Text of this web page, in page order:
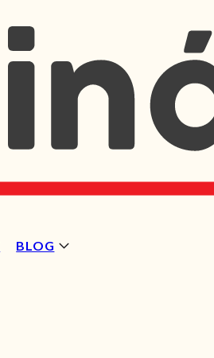
BLOG